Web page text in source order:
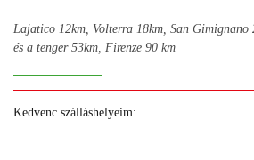
Lajatico 12km, Volterra 18km, San Gimignano
és a tenger 53km, Firenze 90 km
Kedvenc szálláshelyeim: